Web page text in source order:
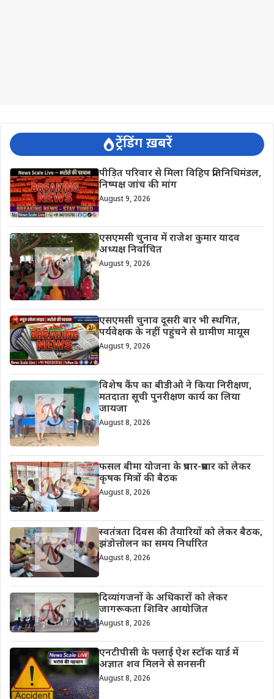
ट्रेंडिंग ख़बरें
पीड़ित परिवार से मिला विहिप प्रतिनिधिमंडल,
निष्पक्ष जांच की मांग
August 9, 2026
एसएमसी चुनाव में राजेश कुमार यादव
अध्यक्ष निर्वाचित
August 9, 2026
एसएमसी चुनाव दूसरी बार भी स्थगित,
पर्यवेक्षक के नहीं पहुंचने से ग्रामीण मायूस
August 9, 2026
विशेष कैंप का बीडीओ ने किया निरीक्षण,
मतदाता सूची पुनरीक्षण कार्य का लिया
जायजा
August 8, 2026
फसल बीमा योजना के प्रचार-प्रसार को लेकर
कृषक मित्रों की बैठक
August 8, 2026
स्वतंत्रता दिवस की तैयारियों को लेकर बैठक,
झंडोत्तोलन का समय निर्धारित
August 8, 2026
दिव्यांगजनों के अधिकारों को लेकर
जागरूकता शिविर आयोजित
August 8, 2026
एनटीपीसी के फ्लाई ऐश स्टॉक यार्ड में
अज्ञात शव मिलने से सनसनी
August 8, 2026